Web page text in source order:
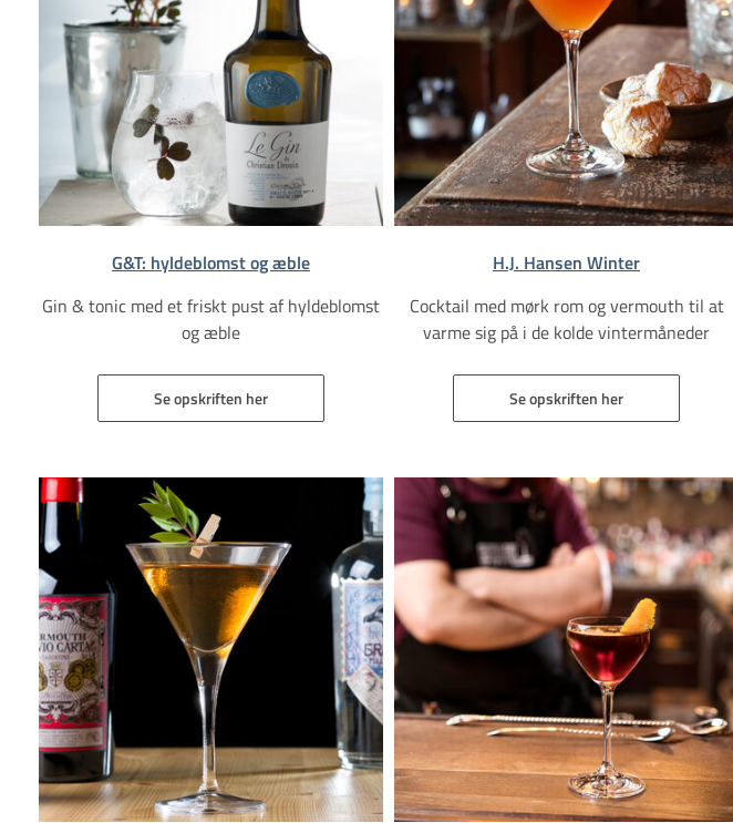
G&T: hyldeblomst og æble
Gin & tonic med et friskt pust af hyldeblomst
og æble
Se opskriften her
H.J. Hansen Winter
Cocktail med mørk rom og vermouth til at
varme sig på i de kolde vintermåneder
Se opskriften her